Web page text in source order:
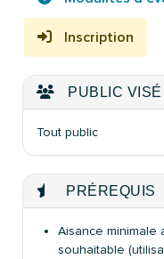
Inscription
PUBLIC VISÉ
Tout public
PRÉREQUIS
Aisance minimale
souhaitable